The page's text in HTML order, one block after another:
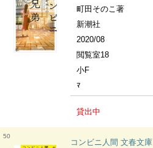
町田そのこ著
新潮社
2020/08
閲覧室18
小F
ﾏ
貸出中
50
コンビニ人間 文春文庫